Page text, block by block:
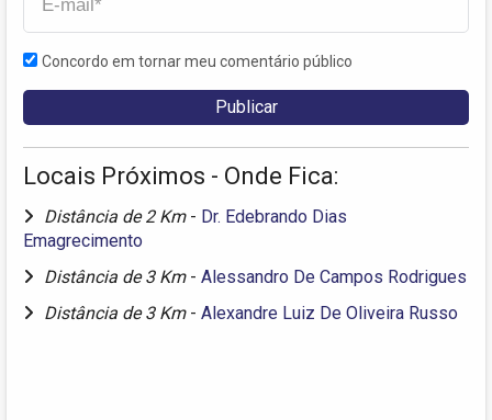
Concordo em tornar meu comentário público
Locais Próximos - Onde Fica:
Distância de 2 Km - Dr. Edebrando Dias
Emagrecimento
Distância de 3 Km - Alessandro De Campos Rodrigues
Distância de 3 Km - Alexandre Luiz De Oliveira Russo